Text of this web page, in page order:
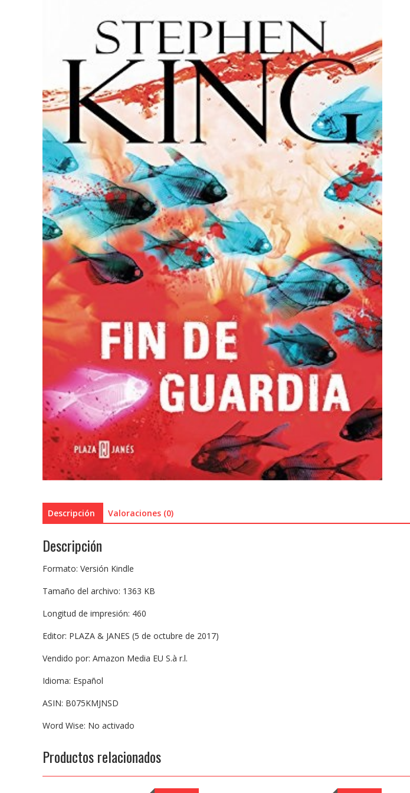
Descripción Valoraciones (0)
Descripción
Formato: Versión Kindle
Tamaño del archivo: 1363 KB
Longitud de impresión: 460
Editor: PLAZA & JANES (5 de octubre de 2017)
Vendido por: Amazon Media EU S.à r.l.
Idioma: Español
ASIN: B075KMJNSD
Word Wise: No activado
Productos relacionados